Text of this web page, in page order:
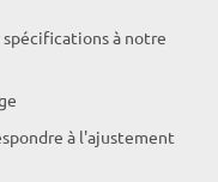
spécifications à notre
à l'ajustement